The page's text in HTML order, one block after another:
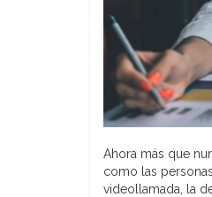
Ahora más que
como las
videollamada, la